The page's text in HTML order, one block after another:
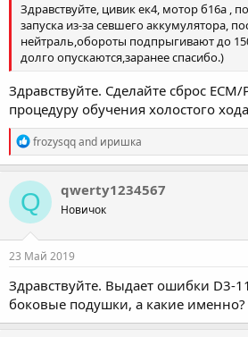
Здравствуйте, цивик ек4, мотор б16а ,
запуска из-за севшего аккумулятора,
нейтраль,обороты подпрыгивают до
долго опускаются,заранее спасибо.)
Здравствуйте. Сделайте сброс
процедуру обучения холостого
R
e
a
c
t
i
o
n
s
frozysqqand иришка
Q qwerty1234567
Новичок
23 Май 2019
Здравствуйте. Выдает ошибки D3-
боковые подушки, а какие именно?